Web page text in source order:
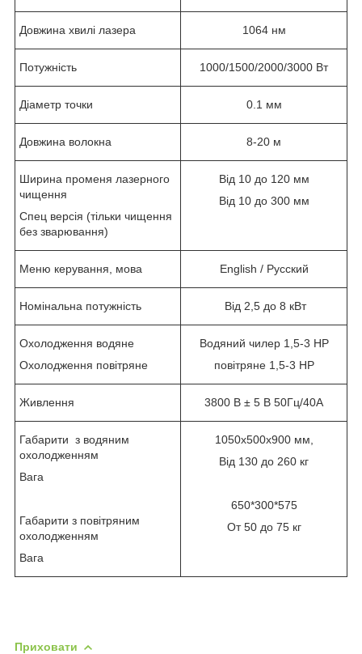
Довжина хвилі лазера 1064 нм
Потужність 1000/1500/2000/3000 Вт
Діаметр точки 0.1 мм
Довжина волокна 8-20 м
Ширина променя лазерного
чищення
Спец версія (тільки чищення
без зварювання)
Від 10 до 120 мм
Від 10 до 300 мм
Меню керування, мова English / Русский
Номінальна потужність Від 2,5 до 8 кВт
Охолодження водяне
Охолодження повітряне
Водяний чилер 1,5-3 HP
повітряне 1,5-3 HP
Живлення 3800 В ± 5 В 50Гц/40А
Габарити з водяним
охолодженням
Вага
Габарити з повітряним
охолодженням
Вага
1050х500х900 мм,
Від 130 до 260 кг
650*300*575
От 50 до 75 кг
Приховати